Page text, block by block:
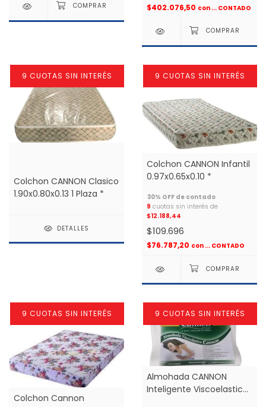
$402.076,50 con ... CONTADO
9 CUOTAS SIN INTERÉS
Colchon CANNON Clasico
1.90x0.80x0.13 1 Plaza *
DETALLES
9 CUOTAS SIN INTERÉS
Colchon CANNON Infantil
0.97x0.65x0.10 *
9 cuotas sin interés de
$12.188,44
$109.696
$76.787,20 con ... CONTADO
9 CUOTAS SIN INTERÉS
Colchon Cannon
9 CUOTAS SIN INTERÉS
Almohada CANNON
Inteligente Viscoelastica